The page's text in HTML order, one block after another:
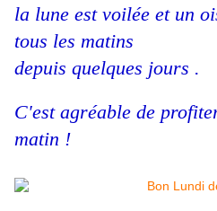
la lune est voilée et un
tous les matins
depuis quelques jours .
C'est agréable de
matin !